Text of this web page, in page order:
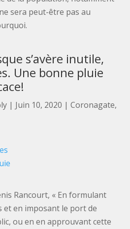
sera peut-être pas au
s’avère inutile,
Une bonne pluie
| Juin 10, 2020 |Coronagate,
Rancourt, « En formulant
et en imposant le port de
ou en en approuvant cette